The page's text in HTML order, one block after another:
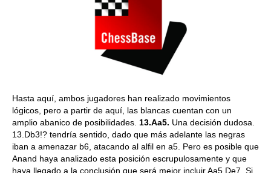
Hasta aquí, ambos jugadores han realizado movimientos
lógicos, pero a partir de aquí, las blancas cuentan con un
amplio abanico de posibilidades. 13.Aa5. Una decisión dudosa.
13.Db3!? tendría sentido, dado que más adelante las negras
iban a amenazar b6, atacando al alfil en a5. Pero es posible que
Anand haya analizado esta posición escrupulosamente y que
haya llegado a la conclusión que será mejor incluir Aa5 De7. Si